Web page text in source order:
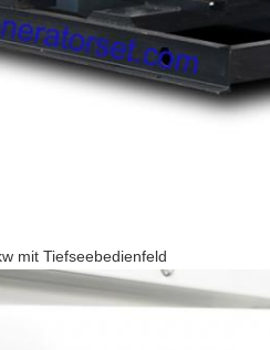
mit Tiefseebedienfeld